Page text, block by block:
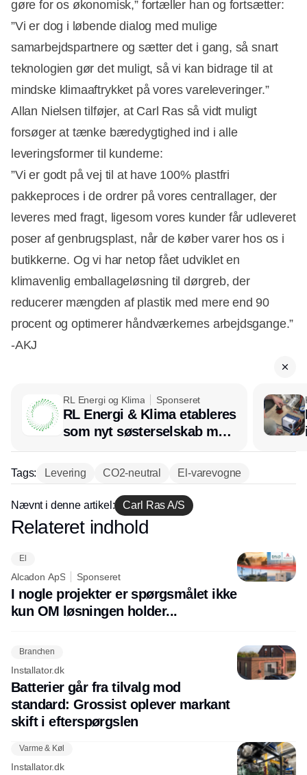
gøre for os økonomisk,” fortæller han og fortsætter:
”Vi er dog i løbende dialog med mulige
samarbejdspartnere og sætter det i gang, så snart
teknologien gør det muligt, så vi kan bidrage til at
mindske klimaaftrykket på vores vareleveringer.”
Allan Nielsen tilføjer, at Carl Ras så vidt muligt
forsøger at tænke bæredygtighed ind i alle
leveringsformer til kunderne:
”Vi er godt på vej til at have 100% plastfri
pakkeproces i de ordrer på vores centrallager, der
leveres med fragt, ligesom vores kunder får udleveret
poser af genbrugsplast, når de køber varer hos os i
butikkerne. Og vi har netop fået udviklet en
klimavenlig emballageløsning til dørgreb, der
reducerer mængden af plastik med mere end 90
procent og optimerer håndværkernes arbejdsgange.”
-AKJ
RL Energi og Klima Sponseret
RL Energi & Klima etableres
som nyt søsterselskab med
afsæt i RL Ventilation
Tags: Levering CO2-neutral El-varevogne
Nævnt i denne artikel: Carl Ras A/S
Annonce
Relateret indhold
El
Alcadon ApS Sponseret
I nogle projekter er spørgsmålet ikke
kun OM løsningen holder...
Branchen
Installator.dk
Batterier går fra tilvalg mod
standard: Grossist oplever markant
skift i efterspørgslen
Varme & Køl
Installator.dk